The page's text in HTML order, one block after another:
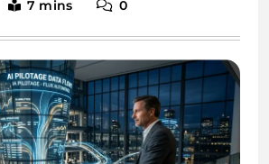
7 mins 0